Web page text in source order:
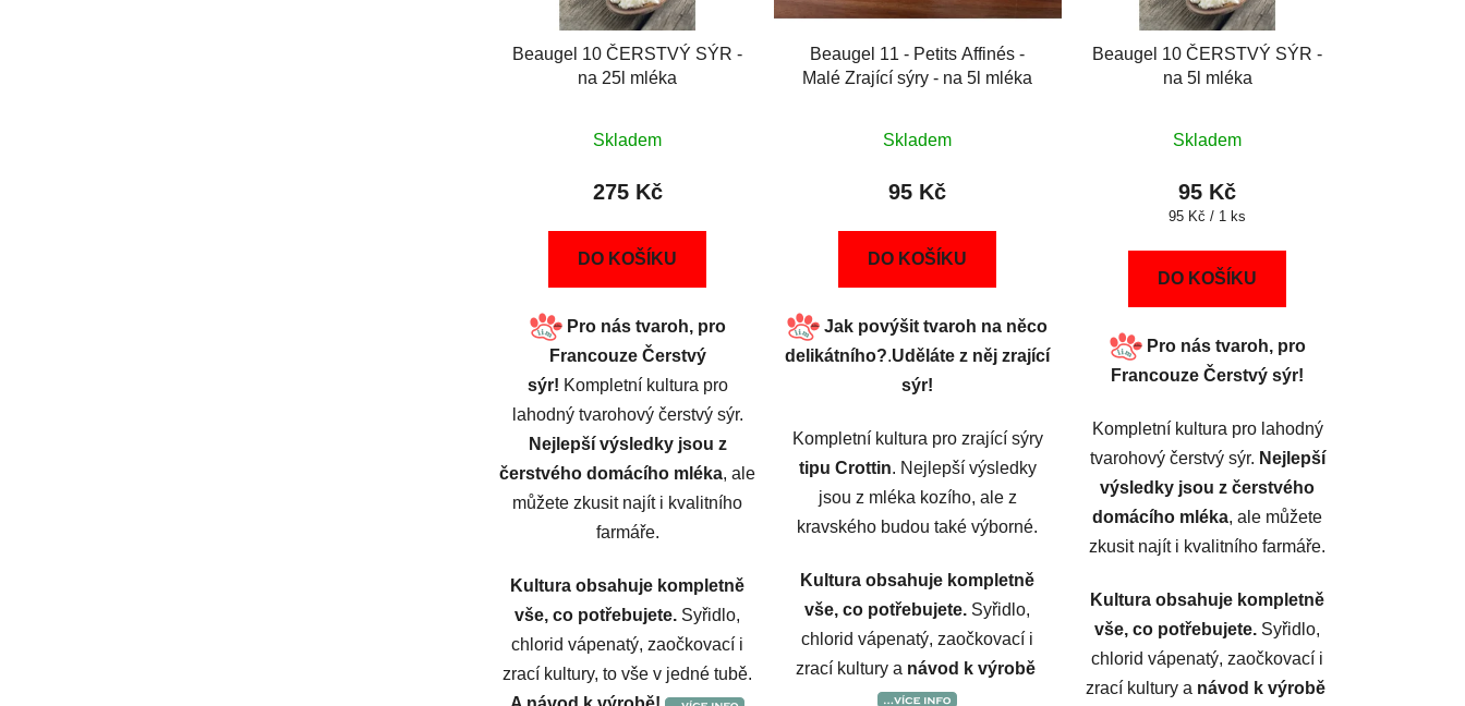
Beaugel 10 ČERSTVÝ SÝR -
na 25l mléka
Skladem
275 Kč
DO KOŠÍKU
Pro nás tvaroh, pro
Francouze Čerstvý
sýr! Kompletní kultura pro
lahodný tvarohový čerstvý sýr.
Nejlepší výsledky jsou z
čerstvého domácího mléka, ale
můžete zkusit najít i kvalitního
farmáře.
Kultura obsahuje kompletně
vše, co potřebujete. Syřidlo,
chlorid vápenatý, zaočkovací i
zrací kultury, to vše v jedné tubě.
Beaugel 11 - Petits Affinés -
Malé Zrající sýry - na 5l mléka
Skladem
95 Kč
DO KOŠÍKU
Jak povýšit tvaroh na něco
delikátního?.Uděláte z něj zrající
sýr!
Kompletní kultura pro zrající sýry
tipu Crottin. Nejlepší výsledky
jsou z mléka kozího, ale z
kravského budou také výborné.
Kultura obsahuje kompletně
vše, co potřebujete. Syřidlo,
chlorid vápenatý, zaočkovací i
zrací kultury a návod k výrobě
Beaugel 10 ČERSTVÝ SÝR -
na 5l mléka
Skladem
95 Kč
Měrná
95 Kč / 1 ks
DO KOŠÍKU
Pro nás tvaroh, pro
Francouze Čerstvý sýr!
Kompletní kultura pro lahodný
tvarohový čerstvý sýr. Nejlepší
výsledky jsou z čerstvého
domácího mléka, ale můžete
zkusit najít i kvalitního farmáře.
Kultura obsahuje kompletně
vše, co potřebujete. Syřidlo,
chlorid vápenatý, zaočkovací i
zrací kultury a návod k výrobě